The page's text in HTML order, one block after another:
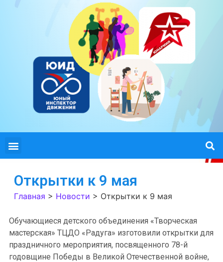
Открытки к 9 мая
Главная > Новости > Открытки к 9 мая
Обучающиеся детского объединения «Творческая
мастерская» ТЦДО «Радуга» изготовили открытки для
праздничного мероприятия, посвященного 78-й
годовщине Победы в Великой Отечественной войне,